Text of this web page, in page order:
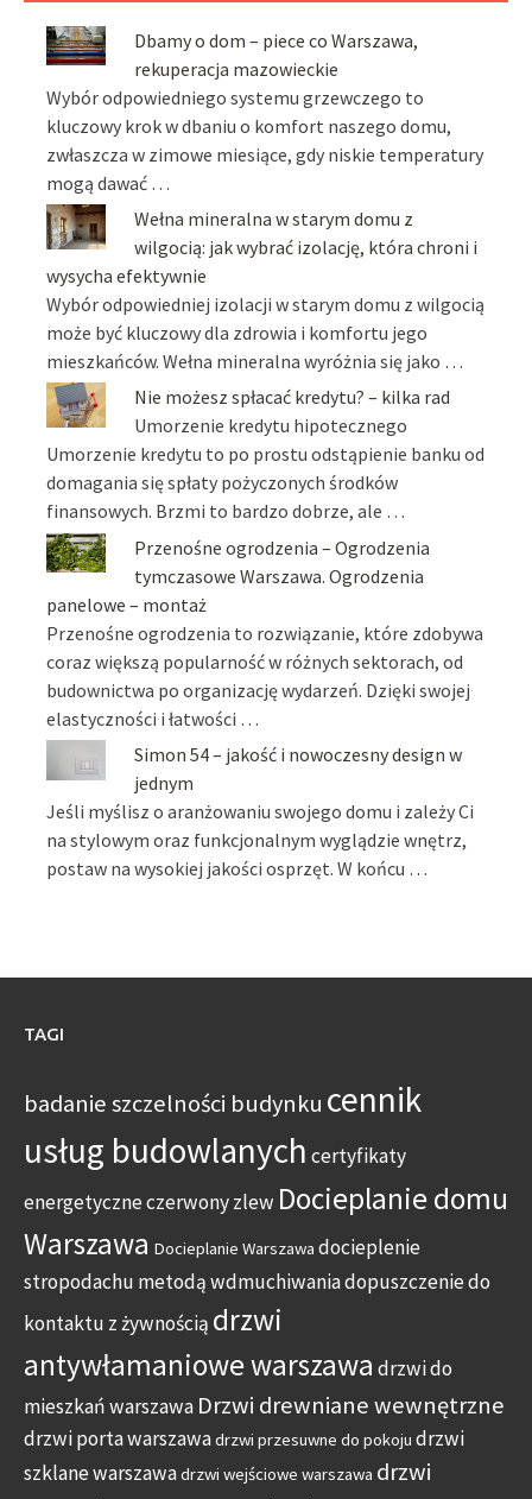
Dbamy o dom – piece co Warszawa,
rekuperacja mazowieckie
Wybór odpowiedniego systemu grzewczego to
kluczowy krok w dbaniu o komfort naszego domu,
zwłaszcza w zimowe miesiące, gdy niskie temperatury
mogą dawać …
Wełna mineralna w starym domu z
wilgocią: jak wybrać izolację, która chroni i
wysycha efektywnie
Wybór odpowiedniej izolacji w starym domu z wilgocią
może być kluczowy dla zdrowia i komfortu jego
mieszkańców. Wełna mineralna wyróżnia się jako …
Nie możesz spłacać kredytu? – kilka rad
Umorzenie kredytu hipotecznego
Umorzenie kredytu to po prostu odstąpienie banku od
domagania się spłaty pożyczonych środków
finansowych. Brzmi to bardzo dobrze, ale …
Przenośne ogrodzenia – Ogrodzenia
tymczasowe Warszawa. Ogrodzenia
panelowe – montaż
Przenośne ogrodzenia to rozwiązanie, które zdobywa
coraz większą popularność w różnych sektorach, od
budownictwa po organizację wydarzeń. Dzięki swojej
elastyczności i łatwości …
Simon 54 – jakość i nowoczesny design w
jednym
Jeśli myślisz o aranżowaniu swojego domu i zależy Ci
na stylowym oraz funkcjonalnym wyglądzie wnętrz,
postaw na wysokiej jakości osprzęt. W końcu …
TAGI
badanie szczelności budynku cennik
usług budowlanych certyfikaty
energetyczneczerwony zlew Docieplanie domu
Warszawa Docieplanie Warszawa docieplenie
stropodachu metodą wdmuchiwaniadopuszczenie do
kontaktu z żywnością drzwi
antywłamaniowe warszawa drzwi do
mieszkań warszawa Drzwi drewniane wewnętrzne
drzwi porta warszawadrzwi przesuwne do pokoju drzwi
szklane warszawadrzwi wejściowe warszawa drzwi